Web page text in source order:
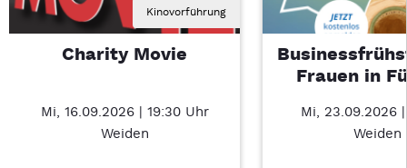
Kinovorführung
Charity Movie
Mi, 16.09.2026 | 19:30 Uhr
Weiden
Frauen in
Mi, 23.09.2026
Weiden